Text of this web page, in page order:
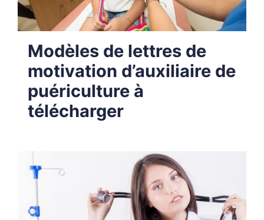
Modèles de lettres de
motivation d’auxiliaire de
puériculture à
télécharger